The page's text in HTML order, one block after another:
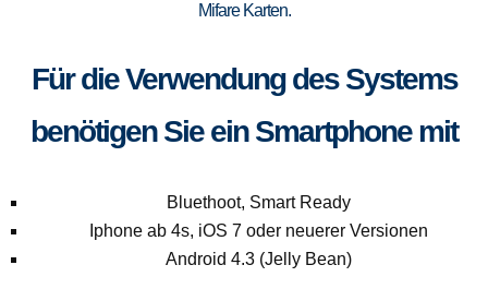
Mifare Karten.
Für die Verwendung des Systems
benötigen Sie ein Smartphone mit
Bluethoot, Smart Ready
Iphone ab 4s, iOS 7 oder neuerer Versionen
Android 4.3 (Jelly Bean)